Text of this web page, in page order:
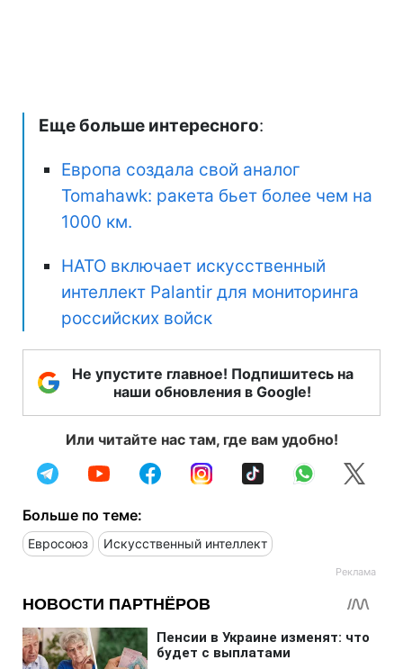
Еще больше интересного:
Европа создала свой аналог
Tomahawk: ракета бьет более чем на
1000 км.
НАТО включает искусственный
интеллект Palantir для мониторинга
российских войск
Не упустите главное! Подпишитесь на
наши обновления в Google!
Или читайте нас там, где вам удобно!
Больше по теме:
Евросоюз Искусственный интеллект